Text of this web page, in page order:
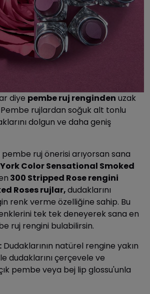
diye pembe ruj renginden uzak
rujlardan soğuk alt tonlu
dolgun ve daha geniş
ruj önerisi arıyorsan sana
Color Sensational Smoked
300 Stripped Rose rengini
Roses rujlar,dudaklarını
renk verme özelliğine sahip. Bu
tek tek deneyerek sana en
ruj rengini bulabilirsin.
Dudaklarının natürel rengine yakın
dudaklarını çerçevele ve
pembe veya bej lip glossu'unla